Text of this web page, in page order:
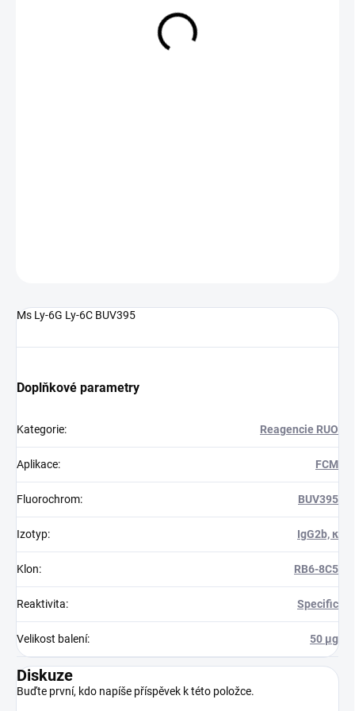
Ms Ly-6G Ly-6C BUV395
Doplňkové parametry
Kategorie: Reagencie RUO
Aplikace: FCM
Fluorochrom: BUV395
Izotyp: IgG2b, κ
Klon: RB6-8C5
Reaktivita: Specific
Velikost balení: 50 µg
Diskuze
Buďte první, kdo napíše příspěvek k této položce.